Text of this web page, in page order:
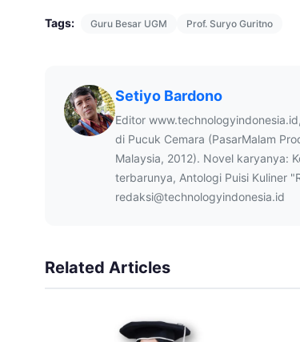
Tags: Guru Besar UGM Prof. Suryo Guritno
Setiyo Bardono
Editor
di Pucuk Cemara (PasarMalam
Malaysia, 2012). Novel karyanya:
terbarunya, Antologi Puisi Kuliner
redaksi@technologyindonesia.id
Related Articles